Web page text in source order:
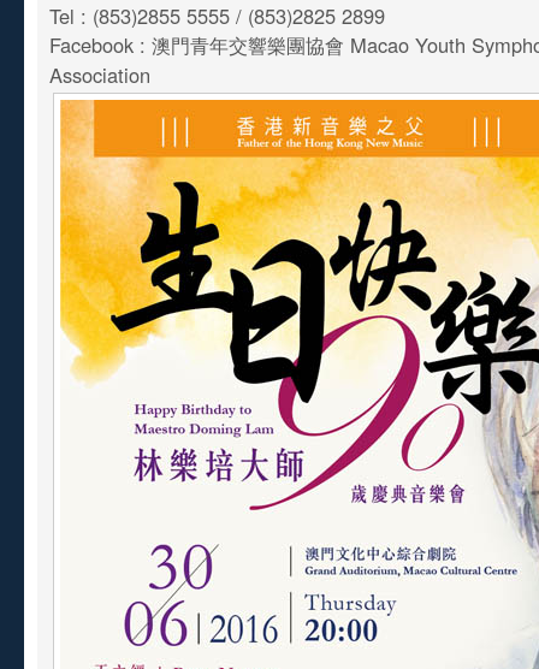
Tel : (853)2855 5555 / (853)2825 2899
Facebook : 澳門青年交響樂團協會 Macao Youth
Association